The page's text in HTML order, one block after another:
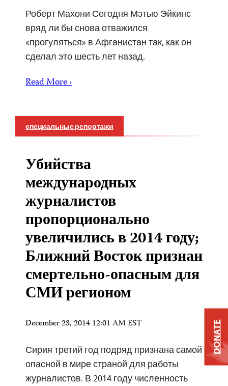
Роберт Махони Сегодня Мэтью Эйкинс
вряд ли бы снова отважился
«прогуляться» в Афганистан так, как он
сделал это шесть лет назад.
Read More ›
специальные репортажи
Убийства
международных
журналистов
пропорционально
увеличились в 2014 году;
Ближний Восток признан
смертельно-опасным для
СМИ регионом
December 23, 2014 12:01 AM EST
Сирия третий год подряд признана самой
опасной в мире страной для работы
журналистов. В 2014 году численность
DONATE